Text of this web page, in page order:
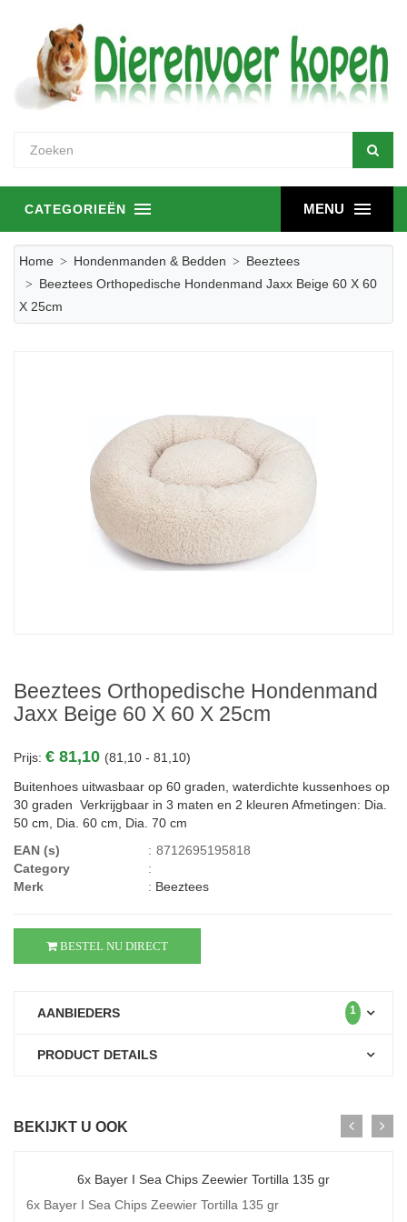
MENU
CATEGORIEËN
Home Hondenmanden & Bedden
Beeztees
Beeztees Orthopedische Hondenmand Jaxx Beige 60 X 60
X 25cm
Beeztees Orthopedische Hondenmand
Jaxx Beige 60 X 60 X 25cm
Prijs: € 81,10 (81,10 - 81,10)
Buitenhoes uitwasbaar op 60 graden, waterdichte kussenhoes op
30 graden Verkrijgbaar in 3 maten en 2 kleuren Afmetingen: Dia.
50 cm, Dia. 60 cm, Dia. 70 cm
EAN (s)
: 8712695195818
Category
:
Merk
: Beeztees
BESTEL NU DIRECT
AANBIEDERS 1
PRODUCT DETAILS
BEKIJKT U OOK
6x Bayer I Sea Chips Zeewier Tortilla 135 gr
6x Bayer I Sea Chips Zeewier Tortilla 135 gr